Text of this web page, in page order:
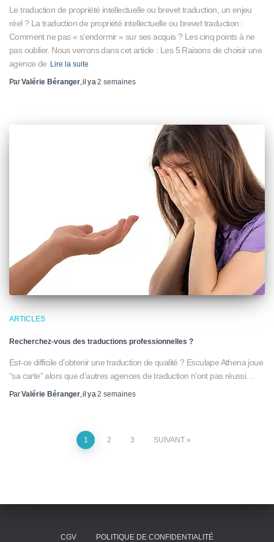
Le traduction de propriété intellectuelle ou brevet traduction, un enjeu
réel ? La traduction de propriété intellectuelle ou brevet traduction :
Comment ne pas « s’endormir » sur ses acquis ? Les cinq points à ne
pas oublier. Nous verrons dans cet article : Les 5 Raisons de choisir une
agence de Lire la suite
ParValérie Béranger, il y a2 semaines
ARTICLES
Recherchez-vous des traductions professionnelles ?
Est-ce difficile d’obtenir une traduction de qualité ? Esculape Athena joue
“sa carte” alors que d’autres agences de traduction n’ont pas réussi…
ParValérie Béranger, il y a2 semaines
1 2 3 SUIVANT
CGV POLITIQUE DE CONFIDENTIALITÉ